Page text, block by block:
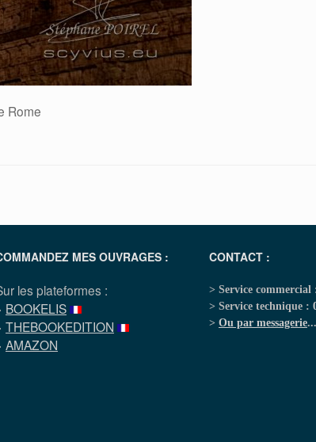
Rome
MES OUVRAGES :
les plateformes :
BOOKELIS
THEBOOKEDITION
AMAZON
CONTACT :
> Service commercial
> Service technique :
> Ou par messagerie...